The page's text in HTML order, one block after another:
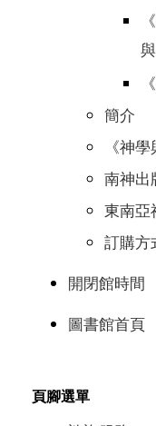
簡介
《神
南神出
東南亞
訂購方
開閉館時間
圖書館首頁
頁腳選單